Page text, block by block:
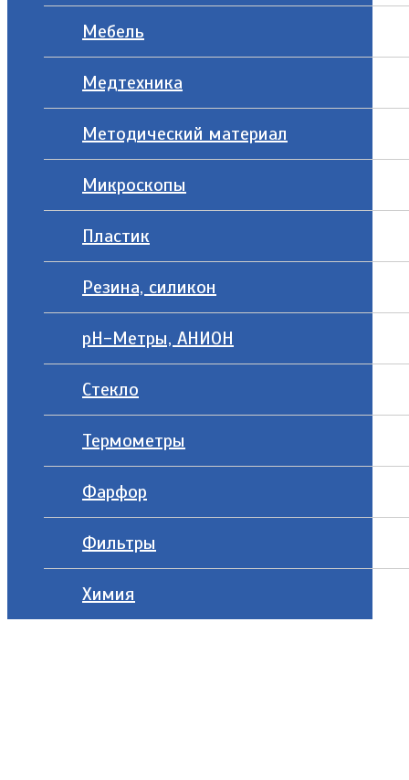
Мебель
Медтехника
Методический материал
Микроскопы
Пластик
Резина, силикон
рН-Метры, АНИОН
Стекло
Термометры
Фарфор
Фильтры
Химия